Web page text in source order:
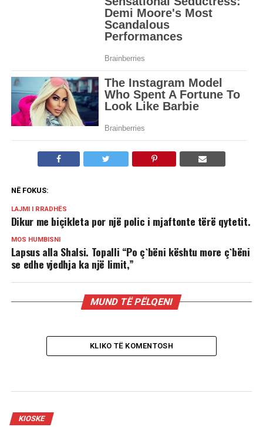
NË FOKUS:
LAJMI I RRADHËS
Dikur me biçikleta por një polic i mjaftonte tërë qytetit.
MOS HUMBISNI
Lapsus alla Shalsi. Topalli “Po ç`bëni kështu more ç`bëni
se edhe vjedhja ka një limit,”
MUND TË PËLQENI
KLIKO TË KOMENTOSH
KIOSKE